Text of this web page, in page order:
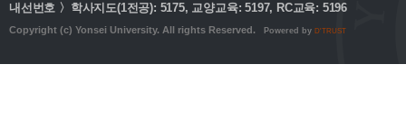
내선번호 〉학사지도(1전공): 5175, 교양교육: 5197, RC교육: 5196
Copyright (c) Yonsei University. All rights Reserved. Powered by D'TRUST